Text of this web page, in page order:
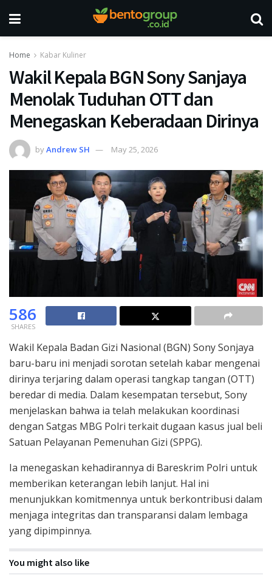
Home Kabar Kuliner
Wakil Kepala BGN Sony Sanjaya
Menolak Tuduhan OTT dan
Menegaskan Keberadaan Dirinya
byAndrew SH May 25, 2026
586
SHARES
Wakil Kepala Badan Gizi Nasional (BGN) Sony Sonjaya
baru-baru ini menjadi sorotan setelah kabar mengenai
dirinya terjaring dalam operasi tangkap tangan (OTT)
beredar di media. Dalam kesempatan tersebut, Sony
menjelaskan bahwa ia telah melakukan koordinasi
dengan Satgas MBG Polri terkait dugaan kasus jual beli
Satuan Pelayanan Pemenuhan Gizi (SPPG).
Ia menegaskan kehadirannya di Bareskrim Polri untuk
memberikan keterangan lebih lanjut. Hal ini
menunjukkan komitmennya untuk berkontribusi dalam
menjaga integritas dan transparansi dalam lembaga
yang dipimpinnya.
You might also like